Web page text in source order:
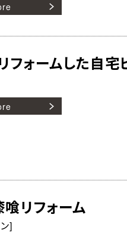
フォームした自宅
リフォーム
]